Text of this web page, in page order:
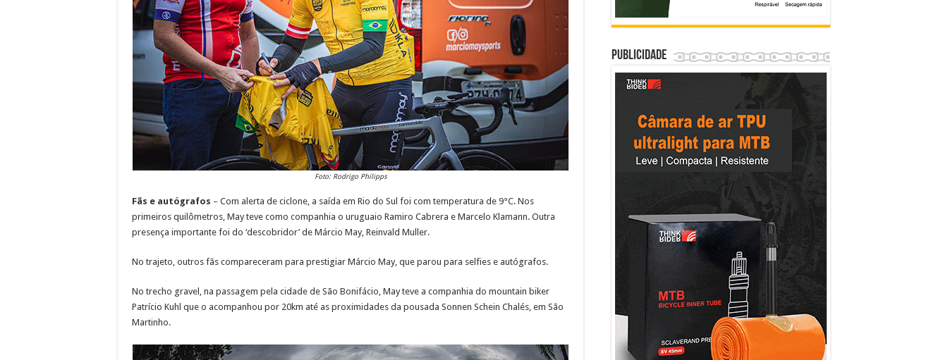
Foto: Rodrigo Philipps
Fãs e autógrafos – Com alerta de ciclone, a saída em Rio do Sul foi com temperatura de 9°C. Nos
primeiros quilômetros, May teve como companhia o uruguaio Ramiro Cabrera e Marcelo Klamann. Outra
presença importante foi do ‘descobridor’ de Márcio May, Reinvald Muller.
No trajeto, outros fãs compareceram para prestigiar Márcio May, que parou para selfies e autógrafos.
No trecho gravel, na passagem pela cidade de São Bonifácio, May teve a companhia do mountain biker
Patrício Kuhl que o acompanhou por 20km até as proximidades da pousada Sonnen Schein Chalés, em São
Martinho.
Publicidade